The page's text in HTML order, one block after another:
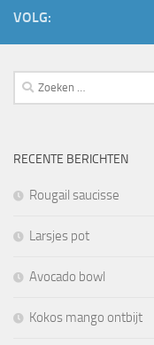
VOLG:
Zoeken
naar:
RECENTE BERICHTEN
Rougail saucisse
Larsjes pot
Avocado bowl
Kokos mango ontbijt